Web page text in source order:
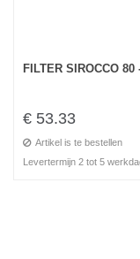
FILTER SIROCCO 80
€ 53.33
Artikel is te bestellen
Levertermijn 2 tot 5